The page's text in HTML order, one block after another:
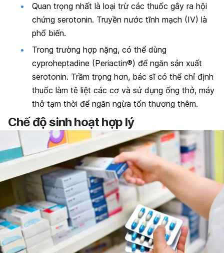
Quan trọng nhất là loại trừ các thuốc gây ra hội
chứng serotonin. Truyền nước tĩnh mạch (IV) là
phổ biến.
Trong trường hợp nặng, có thể dùng
cyproheptadine (Periactin®) để ngăn sản xuất
serotonin. Trầm trọng hơn, bác sĩ có thể chỉ định
thuốc làm tê liệt các cơ và sử dụng ống thở, máy
thở tạm thời để ngăn ngừa tổn thương thêm.
Chế độ sinh hoạt hợp lý